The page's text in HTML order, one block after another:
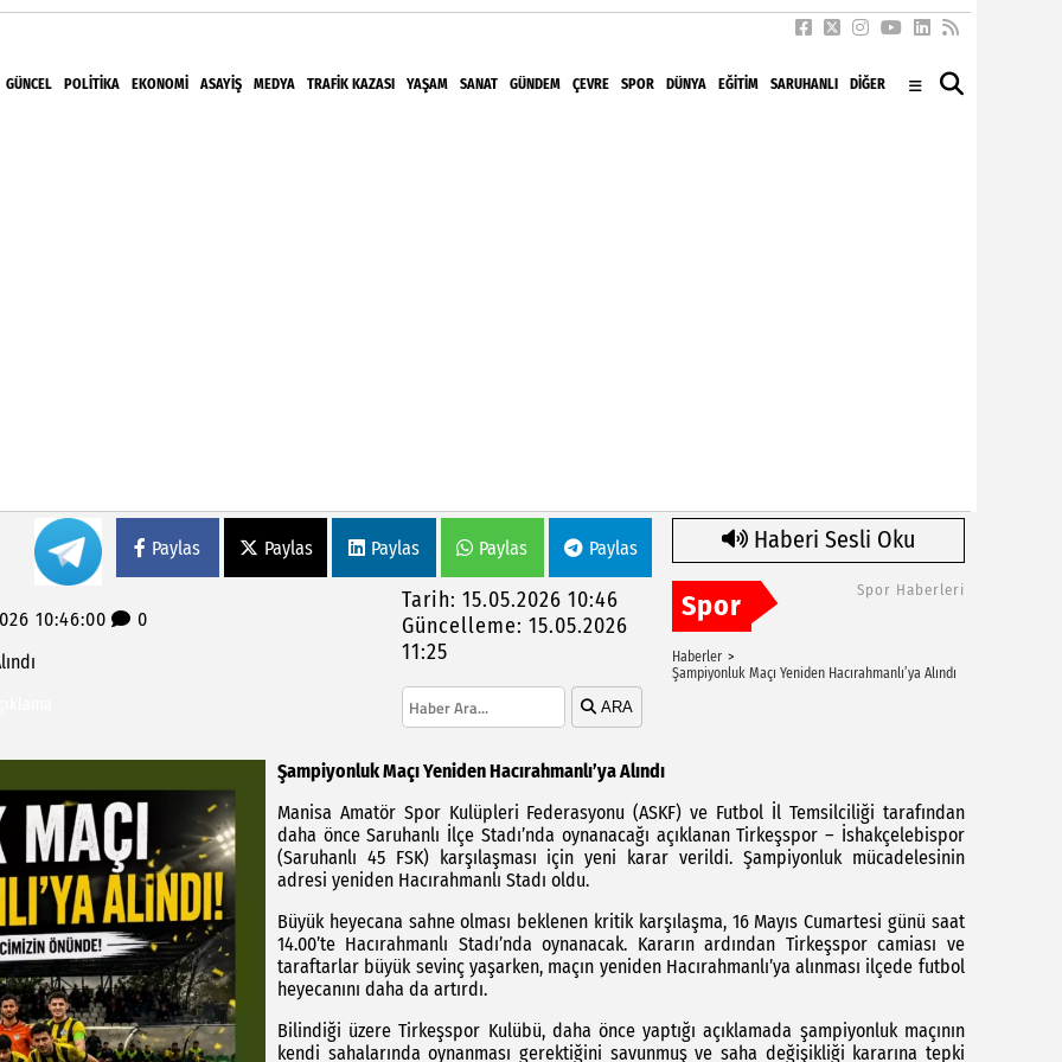
GÜNCEL POLITIKA EKONOMI ASAYIŞ MEDYA TRAFIK KAZASI YAŞAM SANAT GÜNDEM ÇEVRE SPOR DÜNYA EĞITIM SARUHANLI DİĞER
İncelemelerde Bulundu, Develi Mahallesi’nde
bizleri yıldıramayacaksınız"
Şampiyonluk Maçı Yeniden Hacırahmanlı’ya Alındı
Manisa Amatör Spor Kulüpleri Federasyonu (ASKF) ve Futbol İl Temsilciliği tarafından
daha önce Saruhanlı İlçe Stadı’nda oynanacağı açıklanan Tirkeşspor – İshakçelebispor
(Saruhanlı 45 FSK) karşılaşması için yeni karar verildi. Şampiyonluk mücadelesinin
adresi yeniden Hacırahmanlı Stadı oldu.
Büyük heyecana sahne olması beklenen kritik karşılaşma, 16 Mayıs Cumartesi günü saat
14.00’te Hacırahmanlı Stadı’nda oynanacak. Kararın ardından Tirkeşspor camiası ve
taraftarlar büyük sevinç yaşarken, maçın yeniden Hacırahmanlı’ya alınması ilçede futbol
heyecanını daha da artırdı.
Bilindiği üzere Tirkeşspor Kulübü, daha önce yaptığı açıklamada şampiyonluk maçının
kendi sahalarında oynanması gerektiğini savunmuş ve saha değişikliği kararına tepki
10:46:00 0
Paylas Paylas Paylas Paylas Paylas
Tarih: 15.05.2026 10:46
Güncelleme: 15.05.2026
11:25
ARA
Haberi Sesli Oku
Spor Spor Haberleri
Haberler
Şampiyonluk Maçı Yeniden Hacırahmanlı’ya Alındı